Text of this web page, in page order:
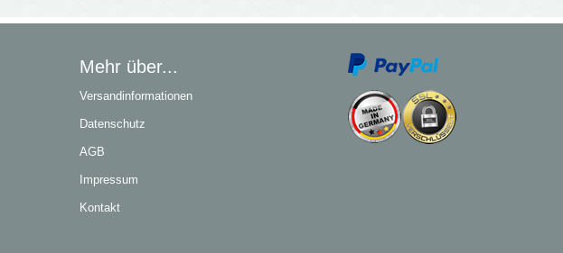
Mehr über...
Versandinformationen
Datenschutz
AGB
Impressum
Kontakt